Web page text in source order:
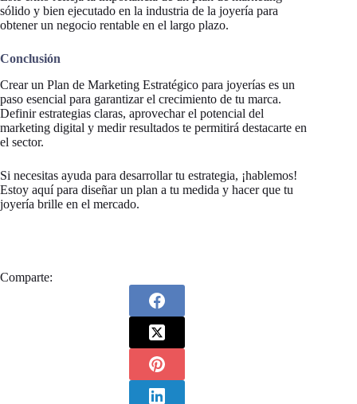
sólido y bien ejecutado en la industria de la joyería para
obtener un negocio rentable en el largo plazo.
Conclusión
Crear un Plan de Marketing Estratégico para joyerías es un
paso esencial para garantizar el crecimiento de tu marca.
Definir estrategias claras, aprovechar el potencial del
marketing digital y medir resultados te permitirá destacarte en
el sector.
Si necesitas ayuda para desarrollar tu estrategia, ¡hablemos!
Estoy aquí para diseñar un plan a tu medida y hacer que tu
joyería brille en el mercado.
Comparte: